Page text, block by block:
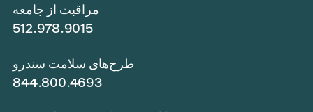
مراقبت از جامعه
512.978.9015
طرح‌های سلامت سندرو
844.800.4693